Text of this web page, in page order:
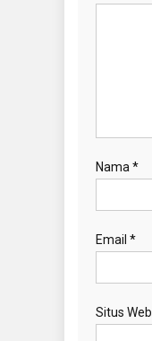
Nama *
Email *
Situs Web